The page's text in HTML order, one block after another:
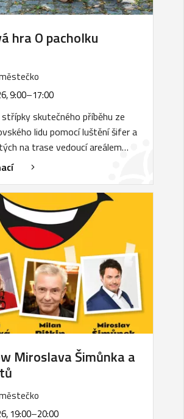
hra O pacholku
9:00–17:00
skutečného příběhu ze
lidu pomocí luštění šifer a
na trase vedoucí areálem…
Miroslava Šimůnka a
19:00–20:00